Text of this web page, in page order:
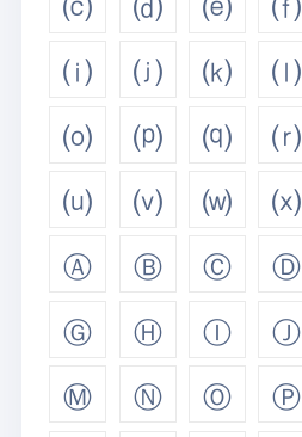
⒤
⒥ ⒦ ⒧
⒪
⒫ ⒬ ⒭
⒰
⒱ ⒲ ⒳
Ⓐ
Ⓑ Ⓒ Ⓓ
Ⓖ
Ⓗ Ⓘ Ⓙ
Ⓜ
Ⓝ Ⓞ Ⓟ